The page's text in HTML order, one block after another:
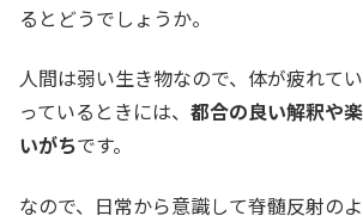
るとどうでしょうか。
人間は弱い生き物なので、体が疲れて
っているときには、 都合の良い解釈や
いがちです。
なので、日常から意識して脊髄反射の